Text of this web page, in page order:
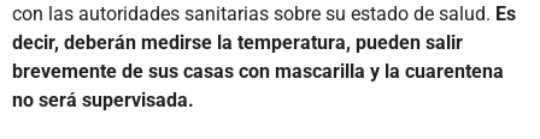
con las autoridades sanitarias sobre su estado de salud. Es
decir, deberán medirse la temperatura, pueden salir
brevemente de sus casas con mascarilla y la cuarentena
no será supervisada.